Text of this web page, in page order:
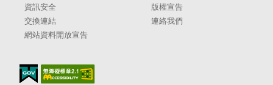
資訊安全
版權宣告
交換連結
連絡我們
網站資料開放宣告